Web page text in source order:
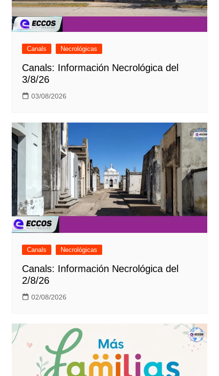
Canals Necrológicas
Canals: Información Necrológica del
3/8/26
03/08/2026
Canals Necrológicas
Canals: Información Necrológica del
2/8/26
02/08/2026